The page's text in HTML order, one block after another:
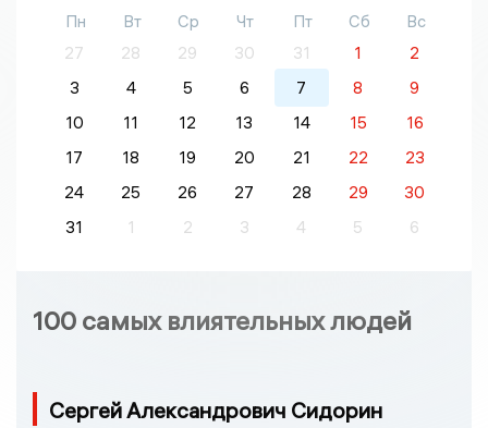
Пн Вт Ср Чт Пт Сб
Вс
27
28 29 30 31 1
2
3
4 5 6 7 8
9
10
11 12 13 14 15
16
17
18 19 20 21 22
23
24
25 26 27 28 29
30
31
1 2 3 4 5 6
100 самых влиятельных людей
Сергей Александрович Сидорин